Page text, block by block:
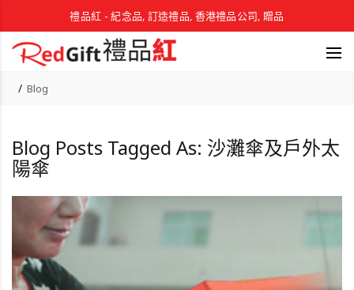
禮品紅 - 紀念品, 訂造禮品, 香港禮品公司, 贈品
Blog
Blog Posts Tagged As: 沙灘傘及戶外太
陽傘